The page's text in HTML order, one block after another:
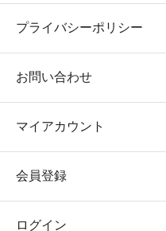
プライバシーポリシー
お問い合わせ
マイアカウント
会員登録
ログイン